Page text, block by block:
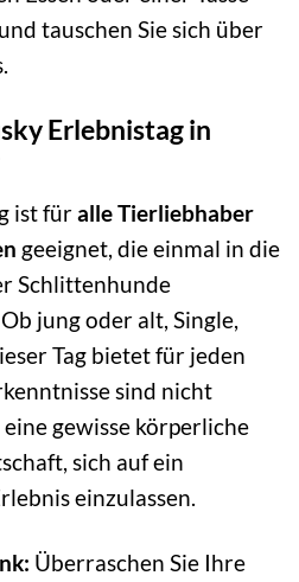
tauschen Sie sich über
Erlebnistag in
ist füralle Tierliebhaber
geeignet, die einmal in die
Schlittenhunde
jung oder alt, Single,
Tag bietet für jeden
sind nicht
gewisse körperliche
sich auf ein
einzulassen.
Überraschen Sie Ihre